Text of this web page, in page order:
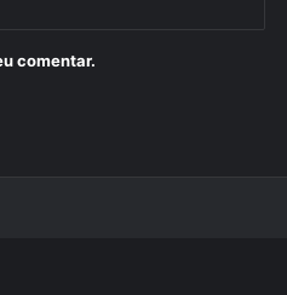
comentar.